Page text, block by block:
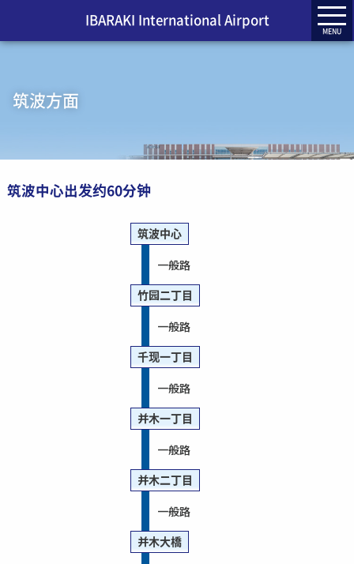
IBARAKI International Airport
MENU
筑波方面
筑波中心出发约60分钟
筑波中心
一般路
竹园二丁目
一般路
千现一丁目
一般路
并木一丁目
一般路
并木二丁目
一般路
并木大橋